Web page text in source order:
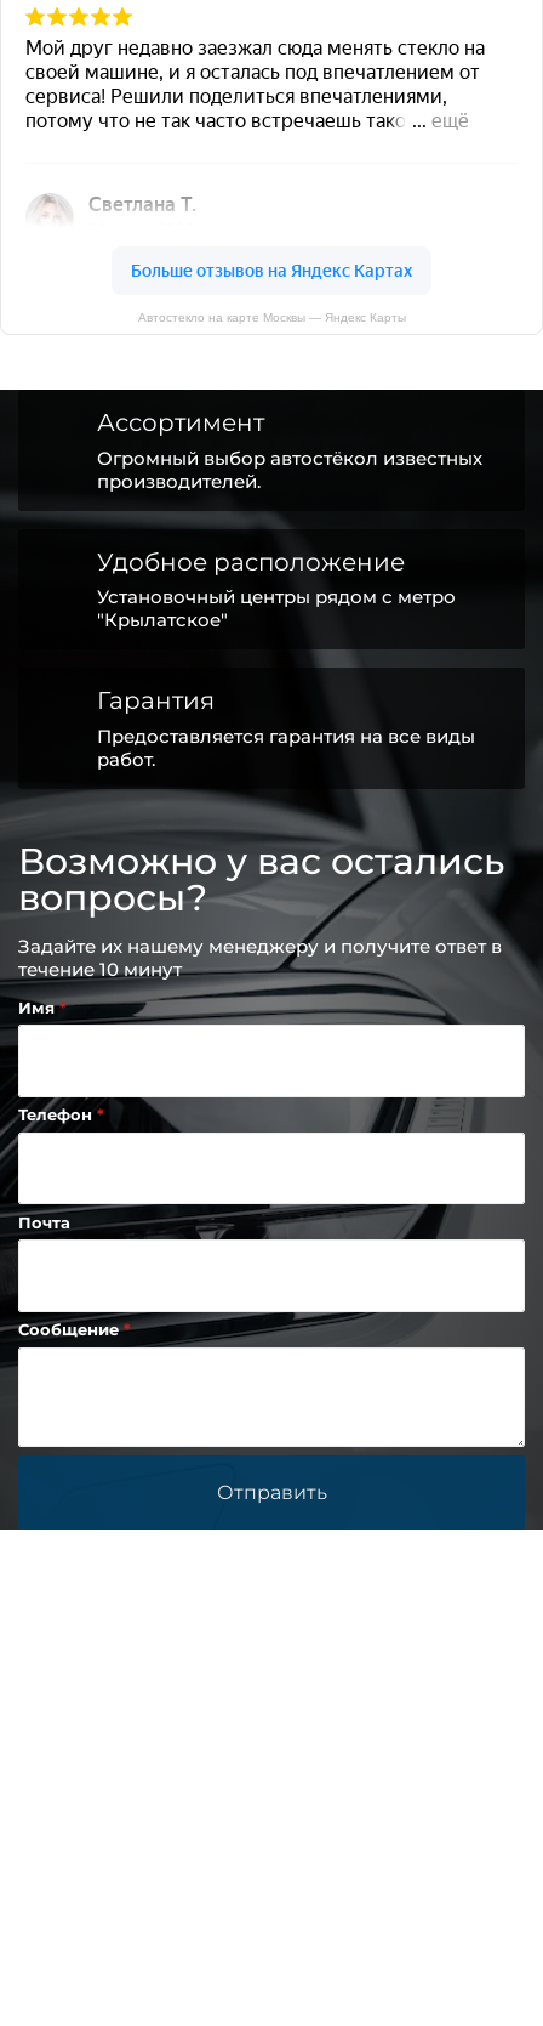
Автостекло на карте Москвы — Яндекс Карты
Ассортимент
Огромный выбор автостёкол известных
производителей.
Удобное расположение
Установочный центры рядом с метро
"Крылатское"
Гарантия
Предоставляется гарантия на все виды
работ.
Возможно у вас остались
вопросы?
Задайте их нашему менеджеру и получите ответ в
течение 10 минут
Имя
Телефон
Почта
Сообщение